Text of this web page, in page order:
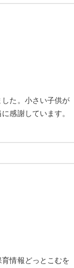
た。小さい子供が
感謝しています。
情報どっとこむを